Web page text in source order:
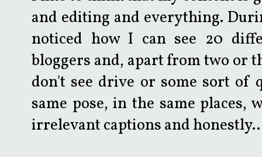
and editing and everything.
noticed how I can see 20
bloggers and, apart from two or
don't see drive or some sort of
same pose, in the same places,
irrelevant captions and